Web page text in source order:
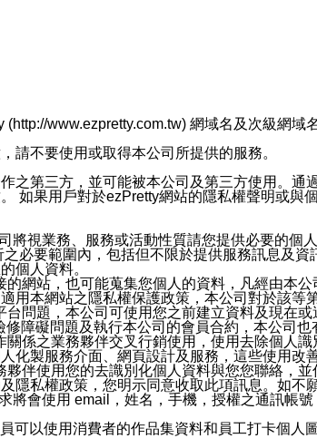
www.ezpretty.com.tw) 網域名及次級網
請不要使用或取得本公司所提供的服務。
之第三方，並可能被本公司及第三方使用。
如果用戶對於ezPretty網站的隱私權聲明或與
視業務、服務或活動性質請您提供必要的個
必要範圍內，包括但不限於提供服務訊息及
個人資料。
網站，也可能蒐集您個人的資料，凡經由本
用本網站之隱私權保護政策，本公司對於該等
問題，本公司可使用您之前建立資料及現在
障礙問題及執行本公司的會員合約，本公司
係之業務夥伴交叉行銷使用，使用去除個人
化製服務介面、網頁設計及服務，這些使用改
伴使用您的去識別化個人資料與您您聯絡，
隱私權政策，您明示同意收取此項訊息。如
會使用 email，姓名，手機，授權之通訊帳
可以使用消費者的作品集資料和員工打卡個人